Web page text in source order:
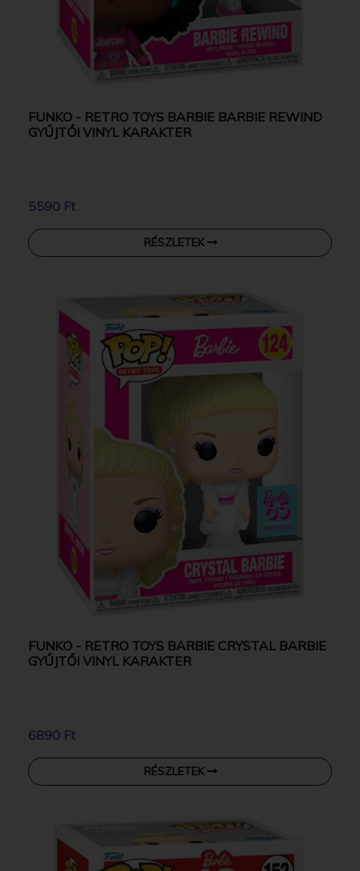
FUNKO - RETRO TOYS BARBIE BARBIE REWIND
GYŰJTŐI VINYL KARAKTER
5590 Ft
RÉSZLETEK
FUNKO - RETRO TOYS BARBIE CRYSTAL BARBIE
GYŰJTŐI VINYL KARAKTER
6890 Ft
RÉSZLETEK